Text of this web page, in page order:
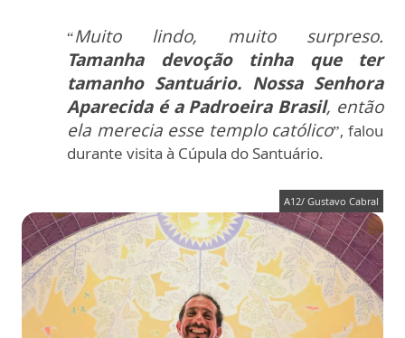
“Muito lindo, muito surpreso.
Tamanha devoção tinha que ter
tamanho Santuário. Nossa Senhora
Aparecida é a Padroeira Brasil, então
ela merecia esse templo católico”, falou
durante visita à Cúpula do Santuário.
A12/ Gustavo Cabral